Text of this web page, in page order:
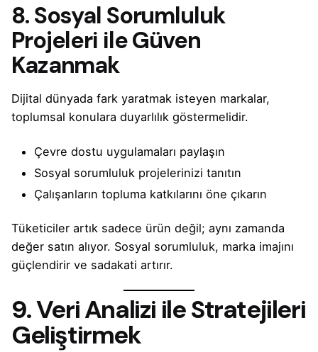
8. Sosyal Sorumluluk
Projeleri ile Güven
Kazanmak
Dijital dünyada fark yaratmak isteyen markalar,
toplumsal konulara duyarlılık göstermelidir.
Çevre dostu uygulamaları paylaşın
Sosyal sorumluluk projelerinizi tanıtın
Çalışanların topluma katkılarını öne çıkarın
Tüketiciler artık sadece ürün değil; aynı zamanda
değer satın alıyor. Sosyal sorumluluk, marka imajını
güçlendirir ve sadakati artırır.
9. Veri Analizi ile Stratejileri
Geliştirmek